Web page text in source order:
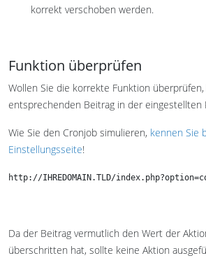
korrekt verschoben werden.
Funktion überprüfen
Wollen Sie die korrekte Funktion
entsprechenden Beitrag in der eingestellten
Wie Sie den Cronjob simulieren, kennen Sie
Einstellungsseite!
http://IHREDOMAIN.TLD/
Da der Beitrag vermutlich den Wert der
überschritten hat, sollte keine Aktion